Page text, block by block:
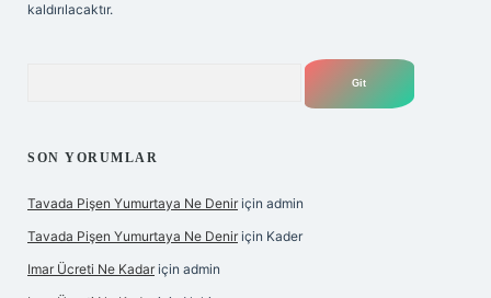
kaldırılacaktır.
SON YORUMLAR
Tavada Pişen Yumurtaya Ne Denir için admin
Tavada Pişen Yumurtaya Ne Denir için Kader
Imar Ücreti Ne Kadar için admin